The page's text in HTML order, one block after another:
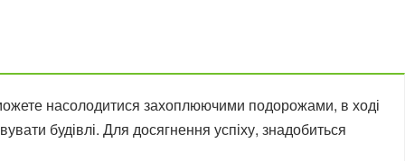
насолодитися захоплюючими подорожами, в ході
будівлі. Для досягнення успіху, знадобиться